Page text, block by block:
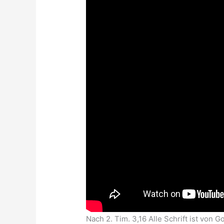
Nach 2. Tim. 3,16 Alle Schrift ist von